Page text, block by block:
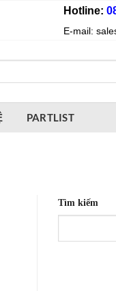
Hotline:
E-mail:
PARTLIST
Tìm kiếm